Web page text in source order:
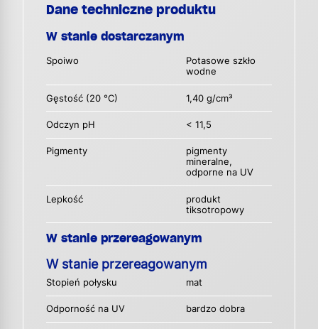
Dane techniczne produktu
W stanie dostarczanym
Spoiwo
Potasowe szkło
wodne
Gęstość (20 °C) 1,40 g/cm³
Odczyn pH < 11,5
Pigmenty
pigmenty
mineralne,
odporne na UV
Lepkość
produkt
tiksotropowy
W stanie przereagowanym
W stanie przereagowanym
Stopień połysku mat
Odporność na UV bardzo dobra